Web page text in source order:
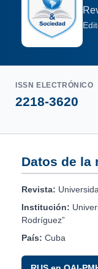
ISSN ELECTRÓNICO
2218-3620
Datos de la
Revista:
Institución:
Rodríguez”
País: Cuba